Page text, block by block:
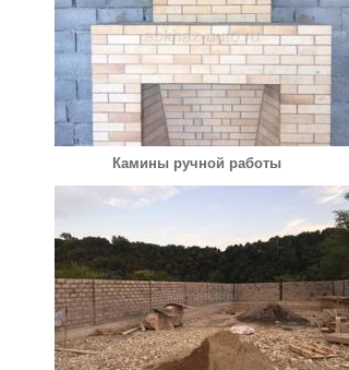
Камины ручной работы